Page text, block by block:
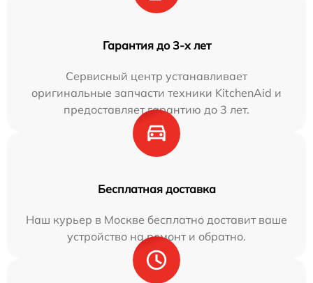
Гарантия до 3-х лет
Сервисный центр устанавливает
оригинальные запчасти техники KitchenAid и
предоставляет гарантию до 3 лет.
Бесплатная доставка
Наш курьер в Москве бесплатно доставит ваше
устройство на ремонт и обратно.